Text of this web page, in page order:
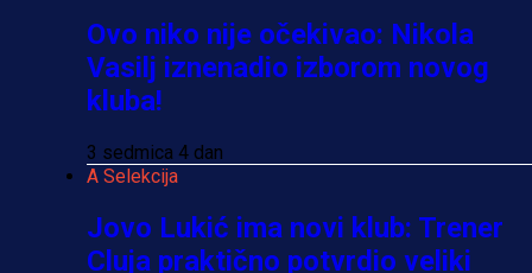
Ovo niko nije očekivao: Nikola
Vasilj iznenadio izborom novog
kluba!
3 sedmica 4 dan
A Selekcija
Jovo Lukić ima novi klub: Trener
Cluja praktično potvrdio veliki